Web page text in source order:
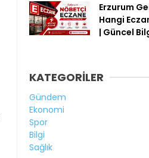
Erzurum
Hangi
| Güncel
KATEGORİLER
Gündem
Ekonomi
Spor
Bilgi
Sağlık